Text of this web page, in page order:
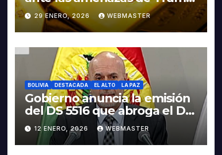
contra Irán
29 ENERO, 2026 WEBMASTER
BOLIVIA DESTACADA EL ALTO LA PAZ
Gobierno anuncia la emisión
del DS 5516 que abroga el DS
5503
12 ENERO, 2026 WEBMASTER